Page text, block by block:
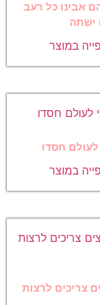
אבינו כל רעב
ישתה
במוצר
לעולם חסדו
במוצר
צריכים לרצות